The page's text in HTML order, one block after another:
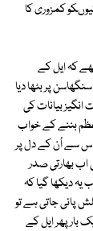
کمزوری کا
کہ ایل کے
پر بٹھا دیا
بیانات کی
بننے کے خواب
اس سے اُن کے دل پر
اب بھارتی صدر
دیکھا گیا کہ
پائی جاتی ہے تو
بار پھر ایل کے